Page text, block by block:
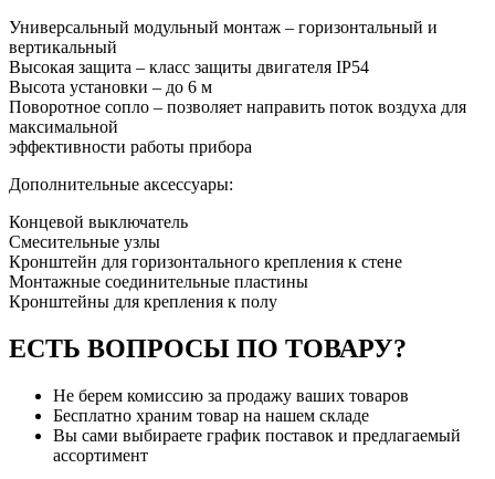
Универсальный модульный монтаж – горизонтальный и
вертикальный
Высокая защита – класс защиты двигателя IP54
Высота установки – до 6 м
Поворотное сопло – позволяет направить поток воздуха для
максимальной
эффективности работы прибора
Дополнительные аксессуары:
Концевой выключатель
Смесительные узлы
Кронштейн для горизонтального крепления к стене
Монтажные соединительные пластины
Кронштейны для крепления к полу
ЕСТЬ ВОПРОСЫ ПО ТОВАРУ?
Не берем комиссию за продажу ваших товаров
Бесплатно храним товар на нашем складе
Вы сами выбираете график поставок и предлагаемый
ассортимент